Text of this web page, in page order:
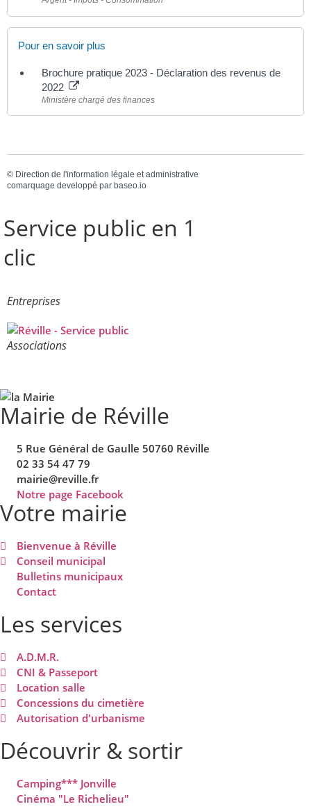
Pour en savoir plus
Brochure pratique 2023 - Déclaration des revenus de
2022
Ministère chargé des finances
© Direction de l'information légale et administrative
comarquage developpé par baseo.io
Service public en 1
clic
Entreprises
Associations
Mairie de Réville
5 Rue Général de Gaulle 50760 Réville
02 33 54 47 79
mairie@reville.fr
Notre page Facebook
Votre mairie
Bienvenue à Réville
Conseil municipal
Bulletins municipaux
Contact
Les services
A.D.M.R.
CNI & Passeport
Location salle
Concessions du cimetière
Autorisation d'urbanisme
Découvrir & sortir
Camping*** Jonville
Cinéma "Le Richelieu"